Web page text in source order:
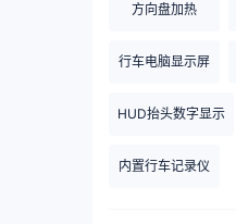
方向盘加热
行车电脑显示屏
HUD抬头数字显示
内置行车记录仪